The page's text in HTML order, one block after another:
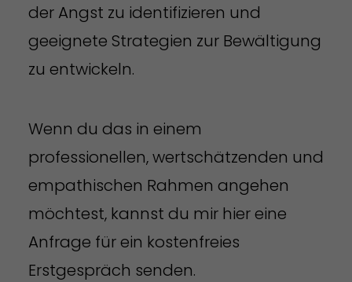
der Angst zu identifizieren und
geeignete Strategien zur Bewältigung
zu entwickeln.
Wenn du das in einem
professionellen, wertschätzenden und
empathischen Rahmen angehen
möchtest, kannst du mir hier eine
Anfrage für ein kostenfreies
Erstgespräch senden.